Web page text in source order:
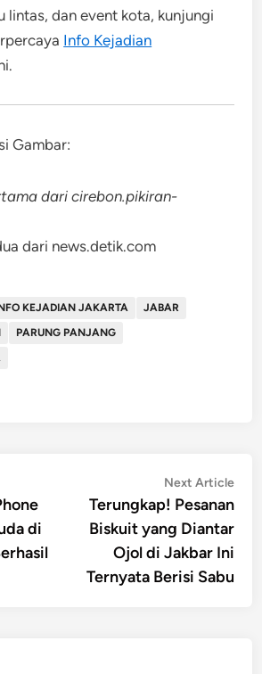
lintas, dan event kota, kunjungi
Info Kejadian
.
Gambar:
dari cirebon.pikiran-
dari news.detik.com
KEJADIAN JAKARTA
JABAR
PARUNG PANJANG
di
Next Article
Terungkap! Pesanan
Biskuit yang Diantar
Ojol di Jakbar Ini
Ternyata Berisi Sabu